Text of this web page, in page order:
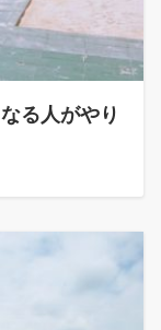
る人がやり